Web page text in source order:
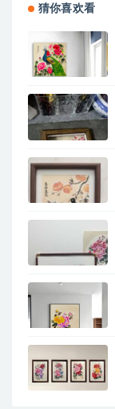
猜你喜欢看